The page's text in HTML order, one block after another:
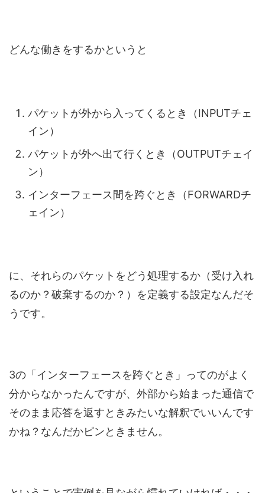
どんな働きをするかというと
パケットが外から入ってくるとき（INPUTチェ
イン）
パケットが外へ出て行くとき（OUTPUTチェイ
ン）
インターフェース間を跨ぐとき（FORWARDチ
ェイン）
に、それらのパケットをどう処理するか（受け入れ
るのか？破棄するのか？）を定義する設定なんだそ
うです。
3の「インターフェースを跨ぐとき」ってのがよく
分からなかったんですが、外部から始まった通信で
そのまま応答を返すときみたいな解釈でいいんです
かね？なんだかピンときません。